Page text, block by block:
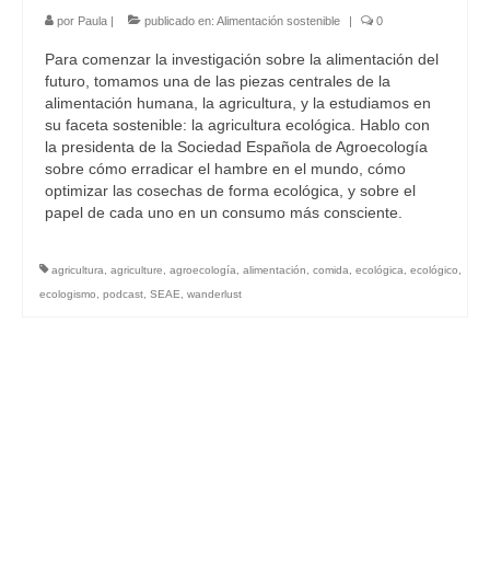
por Paula publicado en: Alimentación sostenible 0
Para comenzar la investigación sobre la alimentación del
futuro, tomamos una de las piezas centrales de la
alimentación humana, la agricultura, y la estudiamos en
su faceta sostenible: la agricultura ecológica. Hablo con
la presidenta de la Sociedad Española de Agroecología
sobre cómo erradicar el hambre en el mundo, cómo
optimizar las cosechas de forma ecológica, y sobre el
papel de cada uno en un consumo más consciente.
agricultura, agriculture, agroecología, alimentación, comida, ecológica, ecológico,
ecologismo, podcast, SEAE, wanderlust